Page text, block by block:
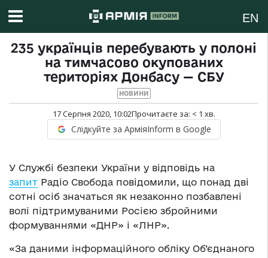
EN
235 українців перебувають у полоні
на тимчасово окупованих
територіях Донбасу — СБУ
НОВИНИ
17 Серпня 2020, 10:02Прочитаєте за: < 1 хв.
Слідкуйте за АрміяInform в Google
У Службі безпеки України у відповідь на
запит Радіо Свобода повідомили, що понад дві
сотні осіб значаться як незаконно позбавлені
волі підтримуваними Росією збройними
формуваннями «ДНР» і «ЛНР».
«За даними інформаційного обліку Об’єднаного